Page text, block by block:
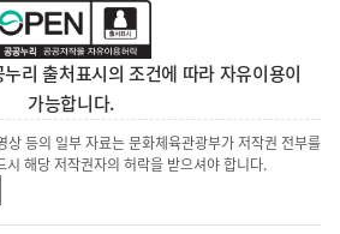
리 출처표시의 조건에 따라 자유이용이
가능합니다.
상 등의 일부 자료는 문화체육관광부가 저작권 전부를
해당 저작권자의 허락을 받으셔야 합니다.